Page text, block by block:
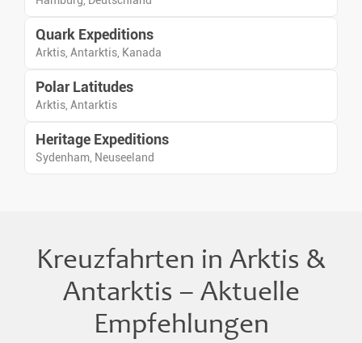
Quark Expeditions
Arktis, Antarktis, Kanada
Polar Latitudes
Arktis, Antarktis
Heritage Expeditions
Sydenham, Neuseeland
Kreuzfahrten in Arktis &
Antarktis – Aktuelle
Empfehlungen